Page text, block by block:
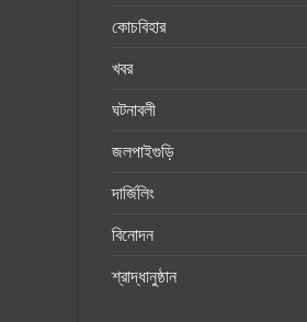
কোচবিহার
খবর
ঘটনাবলী
জলপাইগুড়ি
দার্জিলিং
বিনোদন
শ্রাদ্ধানুষ্ঠান